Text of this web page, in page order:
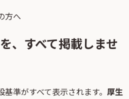
方へ
、すべて掲載しませ
準がすべて表示されます。 厚生